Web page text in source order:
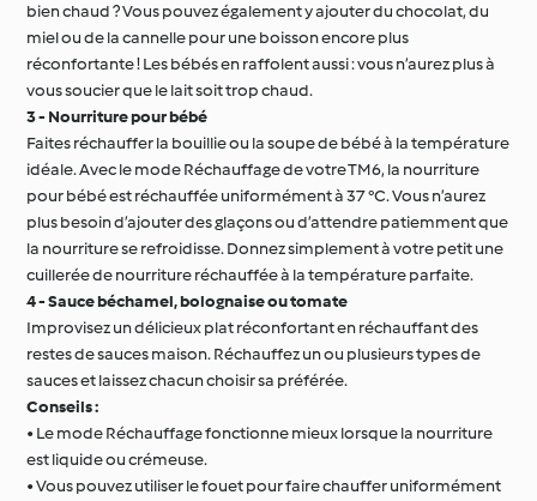
bien chaud ? Vous pouvez également y ajouter du chocolat, du
miel ou de la cannelle pour une boisson encore plus
réconfortante ! Les bébés en raffolent aussi : vous n’aurez plus à
vous soucier que le lait soit trop chaud.
3 - Nourriture pour bébé
Faites réchauffer la bouillie ou la soupe de bébé à la température
idéale. Avec le mode Réchauffage de votre TM6, la nourriture
pour bébé est réchauffée uniformément à 37 °C. Vous n’aurez
plus besoin d’ajouter des glaçons ou d’attendre patiemment que
la nourriture se refroidisse. Donnez simplement à votre petit une
cuillerée de nourriture réchauffée à la température parfaite.
4 - Sauce béchamel, bolognaise ou tomate
Improvisez un délicieux plat réconfortant en réchauffant des
restes de sauces maison. Réchauffez un ou plusieurs types de
sauces et laissez chacun choisir sa préférée.
Conseils :
• Le mode Réchauffage fonctionne mieux lorsque la nourriture
est liquide ou crémeuse.
• Vous pouvez utiliser le fouet pour faire chauffer uniformément